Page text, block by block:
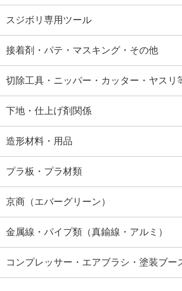
スジボリ専用ツール
接着剤・パテ・マスキング・その他
切除工具・ニッパー・カッター・ヤスリ
下地・仕上げ剤関係
造形材料・用品
プラ板・プラ材類
京商（エバーグリーン）
金属線・パイプ類（真鍮線・アルミ）
コンプレッサー・エアブラシ・塗装ブー